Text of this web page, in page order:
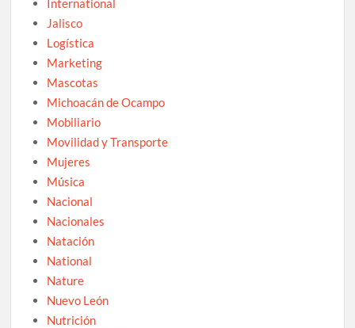
International
Jalisco
Logística
Marketing
Mascotas
Michoacán de Ocampo
Mobiliario
Movilidad y Transporte
Mujeres
Música
Nacional
Nacionales
Natación
National
Nature
Nuevo León
Nutrición